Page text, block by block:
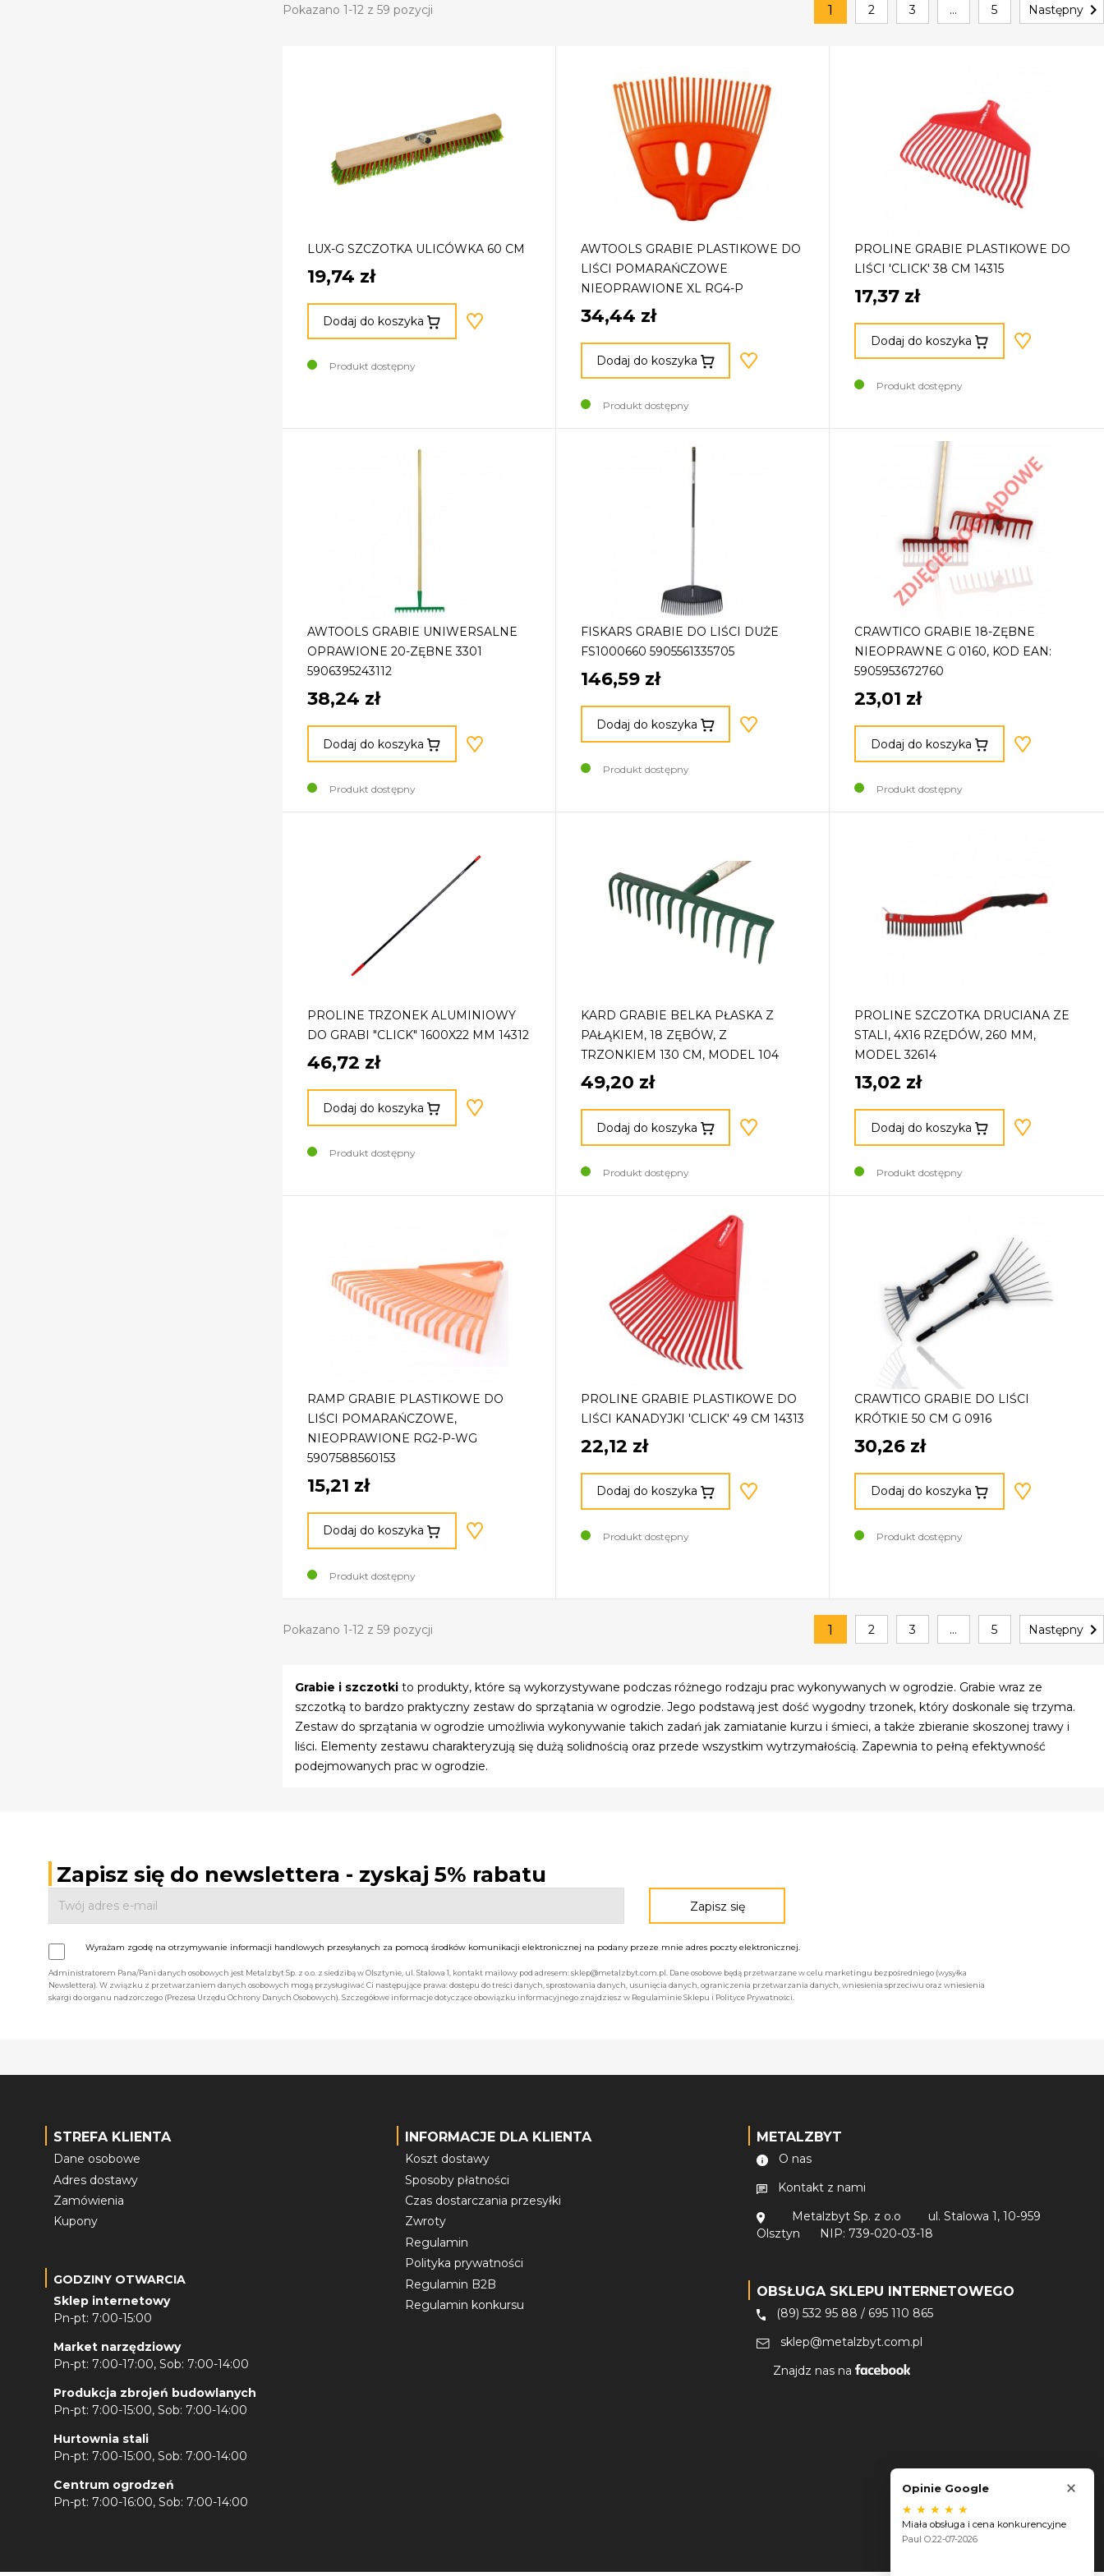
Pokazano 1-12 z 59 pozycji 1 2 3 … 5 Następny
LUX-G SZCZOTKA ULICÓWKA 60 CM
19,74 zł
Dodaj do koszyka
Produkt dostępny
AWTOOLS GRABIE PLASTIKOWE DO
LIŚCI POMARAŃCZOWE
NIEOPRAWIONE XL RG4-P
34,44 zł
Dodaj do koszyka
Produkt dostępny
PROLINE GRABIE PLASTIKOWE DO
LIŚCI 'CLICK' 38 CM 14315
17,37 zł
Dodaj do koszyka
Produkt dostępny
AWTOOLS GRABIE UNIWERSALNE
OPRAWIONE 20-ZĘBNE 3301
5906395243112
38,24 zł
Dodaj do koszyka
Produkt dostępny
FISKARS GRABIE DO LIŚCI DUŻE
FS1000660 5905561335705
146,59 zł
Dodaj do koszyka
Produkt dostępny
CRAWTICO GRABIE 18-ZĘBNE
NIEOPRAWNE G 0160, KOD EAN:
5905953672760
23,01 zł
Dodaj do koszyka
Produkt dostępny
PROLINE TRZONEK ALUMINIOWY
DO GRABI "CLICK" 1600X22 MM 14312
46,72 zł
Dodaj do koszyka
Produkt dostępny
KARD GRABIE BELKA PŁASKA Z
PAŁĄKIEM, 18 ZĘBÓW, Z
TRZONKIEM 130 CM, MODEL 104
49,20 zł
Dodaj do koszyka
Produkt dostępny
PROLINE SZCZOTKA DRUCIANA ZE
STALI, 4X16 RZĘDÓW, 260 MM,
MODEL 32614
13,02 zł
Dodaj do koszyka
Produkt dostępny
RAMP GRABIE PLASTIKOWE DO
LIŚCI POMARAŃCZOWE,
NIEOPRAWIONE RG2-P-WG
5907588560153
15,21 zł
Dodaj do koszyka
Produkt dostępny
PROLINE GRABIE PLASTIKOWE DO
LIŚCI KANADYJKI 'CLICK' 49 CM 14313
22,12 zł
Dodaj do koszyka
Produkt dostępny
CRAWTICO GRABIE DO LIŚCI
KRÓTKIE 50 CM G 0916
30,26 zł
Dodaj do koszyka
Produkt dostępny
Pokazano 1-12 z 59 pozycji 1 2 3 … 5 Następny
Grabie i szczotkito produkty, które są wykorzystywane podczas różnego rodzaju prac wykonywanych w ogrodzie. Grabie wraz ze
szczotką to bardzo praktyczny zestaw do sprzątania w ogrodzie. Jego podstawą jest dość wygodny trzonek, który doskonale się trzyma.
Zestaw do sprzątania w ogrodzie umożliwia wykonywanie takich zadań jak zamiatanie kurzu i śmieci, a także zbieranie skoszonej trawy i
liści. Elementy zestawu charakteryzują się dużą solidnością oraz przede wszystkim wytrzymałością. Zapewnia to pełną efektywność
podejmowanych prac w ogrodzie.
Zapisz się do newslettera - zyskaj 5% rabatu
Wyrażam zgodę na otrzymywanie informacji handlowych przesyłanych za pomocą środków komunikacji elektronicznej na podany przeze mnie adres poczty elektronicznej.
Administratorem Pana/Pani danych osobowych jest Metalzbyt Sp. z o.o. z siedzibą w Olsztynie, ul. Stalowa 1, kontakt mailowy pod adresem: sklep@metalzbyt.com.pl. Dane osobowe będą przetwarzane w celu marketingu bezpośredniego (wysyłka
Newslettera). W związku z przetwarzaniem danych osobowych mogą przysługiwać Ci następujące prawa: dostępu do treści danych, sprostowania danych, usunięcia danych, ograniczenia przetwarzania danych, wniesienia sprzeciwu oraz wniesienia
skargi do organu nadzorczego (Prezesa Urzędu Ochrony Danych Osobowych). Szczegółowe informacje dotyczące obowiązku informacyjnego znajdziesz w Regulaminie Sklepu i Polityce Prywatności.
STREFA KLIENTA
Dane osobowe
Adres dostawy
Zamówienia
Kupony
GODZINY OTWARCIA
Sklep internetowy
Pn-pt: 7:00-15:00
Market narzędziowy
Pn-pt: 7:00-17:00, Sob: 7:00-14:00
Produkcja zbrojeń budowlanych
Pn-pt: 7:00-15:00, Sob: 7:00-14:00
Hurtownia stali
Pn-pt: 7:00-15:00, Sob: 7:00-14:00
Centrum ogrodzeń
Pn-pt: 7:00-16:00, Sob: 7:00-14:00
INFORMACJE DLA KLIENTA
Koszt dostawy
Sposoby płatności
Czas dostarczania przesyłki
Zwroty
Regulamin
Polityka prywatności
Regulamin B2B
Regulamin konkursu
METALZBYT
O nas
Kontakt z nami
Metalzbyt Sp. z o.o
ul. Stalowa 1, 10-959
Olsztyn
NIP: 739-020-03-18
OBSŁUGA SKLEPU INTERNETOWEGO
(89) 532 95 88 / 695 110 865
sklep@metalzbyt.com.pl
Znajdz nas na
Opinie Google ×
★ ★ ★ ★ ★
Miała obsługa i cena konkurencyjne
Paul O.22-07-2026